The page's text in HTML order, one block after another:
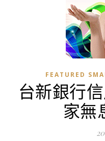
FEATURED
台新銀行
家無